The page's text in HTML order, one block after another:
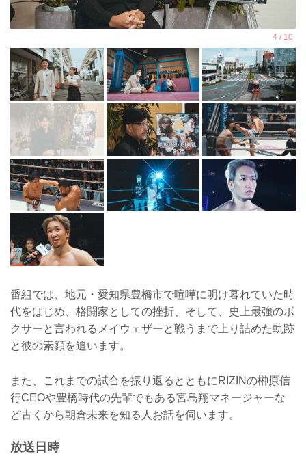
番組では、地元・愛知県豊橋市で喧嘩に明け暮れていた時
代をはじめ、格闘家としての挫折、そして、史上最強のボ
クサーと言われるメイウェザーと戦うまで上り詰めた軌跡
と彼の素顔を追います。
また、これまでの試合を振り返るとともにRIZINの榊原信
行CEOや豊橋時代の先輩でもある宮島翔マネージャーな
ど古くから朝倉未来を知る人お話を伺います。
放送日時